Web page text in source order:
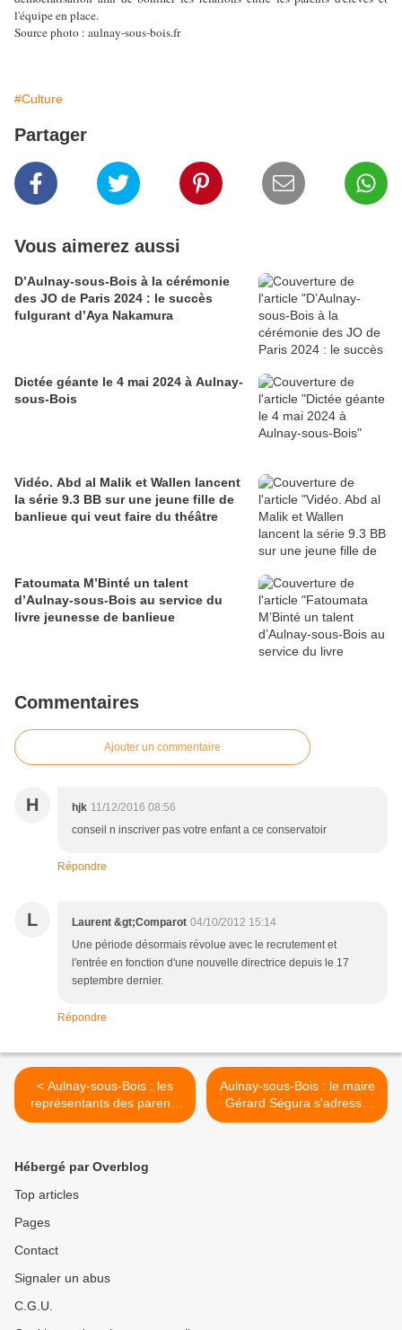
l'équipe en place.
Source photo : aulnay-sous-bois.fr
#Culture
Partager
Vous aimerez aussi
D’Aulnay-sous-Bois à la cérémonie
des JO de Paris 2024 : le succès
fulgurant d’Aya Nakamura
Dictée géante le 4 mai 2024 à Aulnay-
sous-Bois
Vidéo. Abd al Malik et Wallen lancent
la série 9.3 BB sur une jeune fille de
banlieue qui veut faire du théâtre
Fatoumata M’Binté un talent
d’Aulnay-sous-Bois au service du
livre jeunesse de banlieue
Commentaires
Ajouter un commentaire
H hjk 11/12/2016 08:56
conseil n inscriver pas votre enfant a ce conservatoir
Répondre
L Laurent &gt;Comparot 04/10/2012 15:14
Une période désormais révolue avec le recrutement et
l'entrée en fonction d'une nouvelle directrice depuis le 17
septembre dernier.
Répondre
< Aulnay-sous-Bois : les
représentants des parents
d'élèves organisent la
Aulnay-sous-Bois : le maire
Gérard Ségura s'adresse
au préfet à propos de
Hébergé par Overblog
Top articles
Pages
Contact
Signaler un abus
C.G.U.